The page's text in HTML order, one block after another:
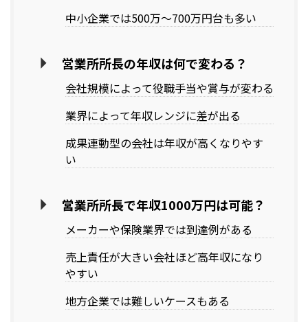
中小企業では500万〜700万円台も多い
営業所所長の年収は何で変わる？
会社規模によって役職手当や賞与が変わる
業界によって年収レンジに差が出る
成果連動型の会社は年収が高くなりやす
い
営業所所長で年収1000万円は可能？
メーカーや保険業界では到達例がある
売上責任が大きい会社ほど高年収になり
やすい
地方企業では難しいケースもある